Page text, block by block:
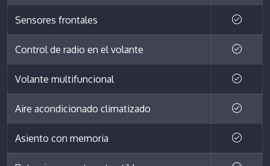
Sensores frontales
Control de radio en el volante
Volante multifuncional
Aire acondicionado climatizado
Asiento con memoria